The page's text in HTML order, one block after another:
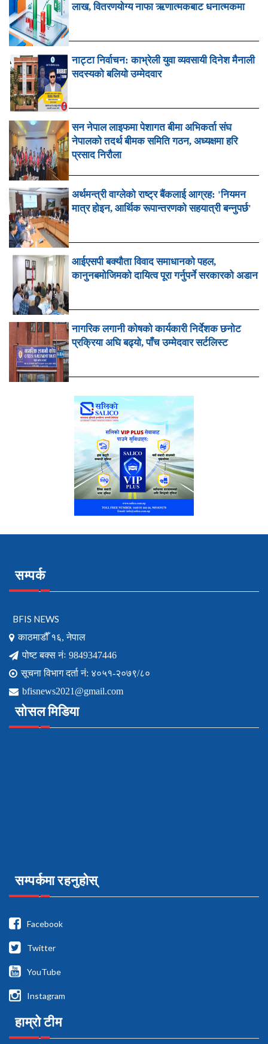
लाख, वितरणयोग्य नाफा ऋणात्मकबाट धनात्मकमा
नाट्टा निर्वाचन: काभ्रेली युवा व्यवसायी दिनेश मैनाली
सदस्यको बलियो उम्मेदवार
सन नेपाल लाइफमा पेशागत बीमा अभिकर्ता संघ
नेपालको तदर्थ बीमक समिति गठन, अध्यक्षमा हरि
प्रसाद निरौला
अर्थमन्त्री वाग्लेको राष्ट्र बैंकलाई आग्रह: 'नियमन
मात्र होइन, आर्थिक रूपान्तरणको सहयात्री बन्नुपर्छ'
आईएसपी बक्यौता विवाद समाधानको पहल,
कानुनबमोजिमको दायित्व पूरा गर्नुपर्ने सरकारको अडान
नागरिक लगानी कोषको कार्यकारी निर्देशक छनोट
प्रक्रिया अघि बढ्यो, पाँच उम्मेदवार सर्टलिस्ट
सम्पर्क
BFIS NEWS
काठमाडौँ १६, नेपाल
पोष्ट बक्स नंः 9849347446
सूचना विभाग दर्ता नं: ४०५१-२०७९/८०
bfisnews2021@gmail.com
सोसल मिडिया
सम्पर्कमा रहनुहोस्
Facebook
Twitter
YouTube
Instagram
हाम्रो टीम